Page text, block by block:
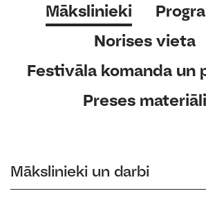
Mākslinieki
Norises vieta
Festivāla komanda un
Preses materiāli
Mākslinieki un darbi